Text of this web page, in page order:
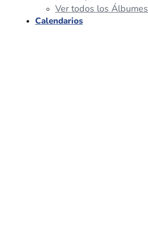
Ver todos los Álbumes
Calendarios